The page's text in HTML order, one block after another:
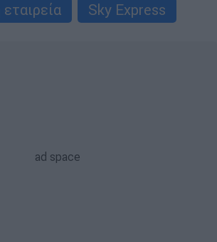
Sky Express